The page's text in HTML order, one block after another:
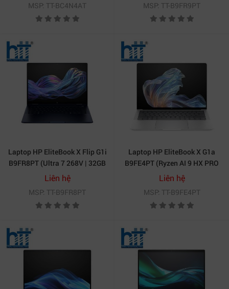
MSP: TT-BC4N4AT
11 Pro | Bạc)
MSP: TT-B9FR9PT
Laptop HP EliteBook X Flip G1i
B9FR8PT (Ultra 7 268V | 32GB
| 1TB | Intel® Arc™ Graphics |
14 inch 2.5K | Cảm ứng | Win
11 Pro | Xanh)
Liên hệ
MSP: TT-B9FR8PT
Laptop HP EliteBook X G1a
B9FE4PT (Ryzen AI 9 HX PRO
375| 32GB | 1TB | AMD
Radeon™ 890M Graphics | 14
inch 2.8K OLED | Cảm ứng |
Win 11 Pro | Bạc)
Liên hệ
MSP: TT-B9FE4PT